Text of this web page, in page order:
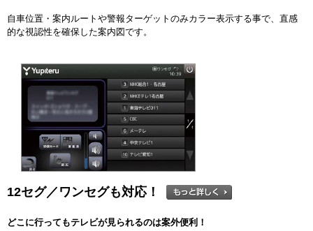
自車位置・案内ルートや警報ターゲットのみカラー表示する事で、直感
的な視認性を確保した案内図です。
12セグ／ワンセグも対応！
どこに行ってもテレビが見られるのは案外便利！